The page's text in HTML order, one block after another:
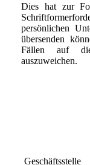
Dies hat zur
persönlichen
übersenden
Fällen auf die
auszuweichen.